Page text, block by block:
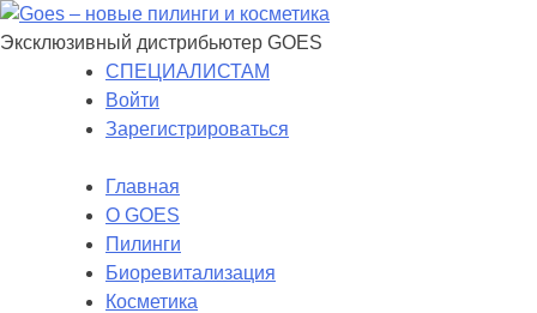
Эксклюзивный дистрибьютер GOES
СПЕЦИАЛИСТАМ
Войти
Зарегистрироваться
Главная
O GOES
Пилинги
Биоревитализация
Косметика